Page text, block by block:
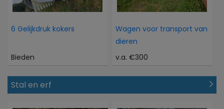
6 Gelijkdruk kokers
Bieden
Wagen voor transport van
dieren
v.a. €300
Stal en erf